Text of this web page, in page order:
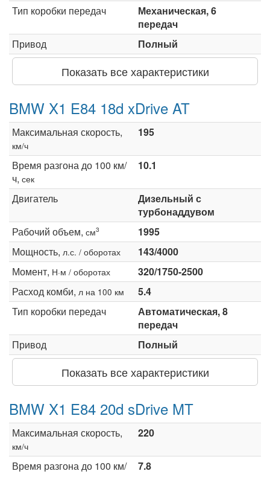
Тип коробки передач
Механическая, 6
передач
Привод
Полный
Показать все характеристики
BMW X1 E84 18d xDrive AT
Максимальная скорость,
км/ч
195
Время разгона до 100 км/
ч, сек
10.1
Двигатель
Дизельный с
турбонаддувом
Рабочий объем, см3
1995
Мощность, л.с. / оборотах
143/4000
Момент, Н·м / оборотах
320/1750-2500
Расход комби, л на 100 км
5.4
Тип коробки передач
Автоматическая, 8
передач
Привод
Полный
Показать все характеристики
BMW X1 E84 20d sDrive MT
Максимальная скорость,
км/ч
220
Время разгона до 100 км/
7.8